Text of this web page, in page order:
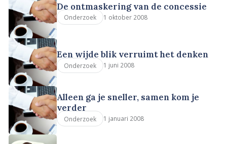
De ontmaskering van de concessie
Onderzoek 1 oktober 2008
Een wijde blik verruimt het denken
Onderzoek 1 juni 2008
Alleen ga je sneller, samen kom je
verder
Onderzoek 1 januari 2008